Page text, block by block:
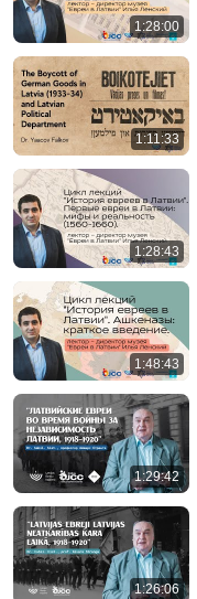
1:28:00
1:11:33
1:28:43
1:48:43
1:29:42
1:26:06